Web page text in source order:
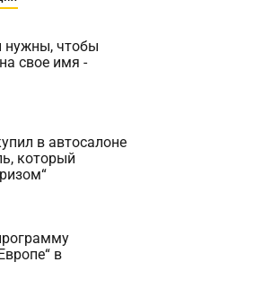
нужны, чтобы
свое имя -
в автосалоне
который
в